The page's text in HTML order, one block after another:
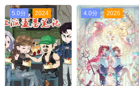
5.0分 2024 4.0分 2026